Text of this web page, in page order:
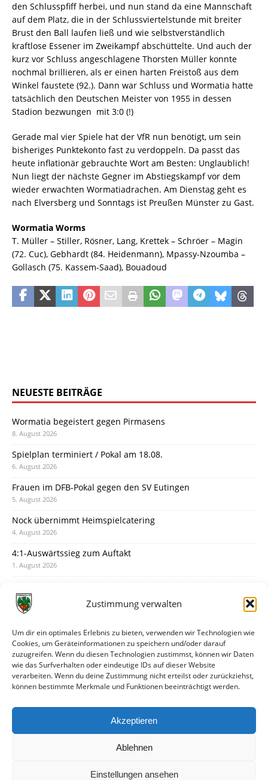
Zustimmung verwalten
Um dir ein optimales Erlebnis zu bieten, verwenden wir Technologien wie
Cookies, um Geräteinformationen zu speichern und/oder darauf
zuzugreifen. Wenn du diesen Technologien zustimmst, können wir Daten
wie das Surfverhalten oder eindeutige IDs auf dieser Website
verarbeiten. Wenn du deine Zustimmung nicht erteilst oder zurückziehst,
können bestimmte Merkmale und Funktionen beeinträchtigt werden.
Akzeptieren
Ablehnen
Einstellungen ansehen
den Schlusspfiff herbei, und nun stand da eine Mannschaft
auf dem Platz, die in der Schlussviertelstunde mit breiter
Brust den Ball laufen ließ und wie selbstverständlich
kraftlose Essener im Zweikampf abschüttelte. Und auch der
kurz vor Schluss angeschlagene Thorsten Müller konnte
nochmal brillieren, als er einen harten Freistoß aus dem
Winkel faustete (92.). Dann war Schluss und Wormatia hatte
tatsächlich den Deutschen Meister von 1955 in dessen
Stadion bezwungen  mit 3:0 (!)
Gerade mal vier Spiele hat der VfR nun benötigt, um sein
bisheriges Punktekonto fast zu verdoppeln. Da passt das
heute inflationär gebrauchte Wort am Besten: Unglaublich!
Nun liegt der nächste Gegner im Abstiegskampf vor dem
wieder erwachten Wormatiadrachen. Am Dienstag geht es
nach Elversberg und Sonntags ist Preußen Münster zu Gast.
Wormatia Worms
T. Müller – Stiller, Rösner, Lang, Krettek – Schröer – Magin
(72. Cuc), Gebhardt (84. Heidenmann), Mpassy-Nzoumba –
Gollasch (75. Kassem-Saad), Bouadoud
NEUESTE BEITRÄGE
Wormatia begeistert gegen Pirmasens
8. August 2026
Spielplan terminiert / Pokal am 18.08.
6. August 2026
Frauen im DFB-Pokal gegen den SV Eutingen
5. August 2026
Nock übernimmt Heimspielcatering
4. August 2026
4:1-Auswärtssieg zum Auftakt
1. August 2026
31. Juli 2026
30. Juli 2026
Deine Spielminute: 89+1
28. Juli 2026
Neuer Rückensponsor
Neue Podcast-Folge: So tickt Björn!
27. Juli 2026